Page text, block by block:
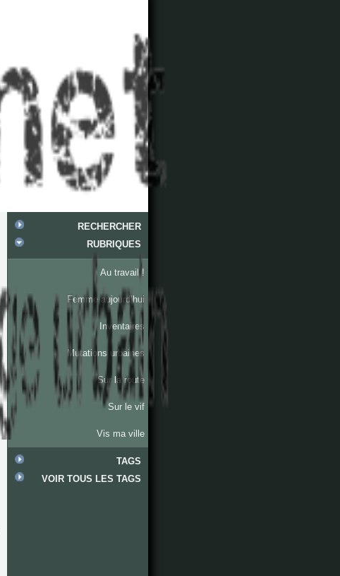
RECHERCHER
RUBRIQUES
Au travail !
Femme aujourd’hui
Inventaires
Mutations urbaines
Sur la route
Sur le vif
Vis ma ville
TAGS
lieux
VOIR TOUS LES TAGS